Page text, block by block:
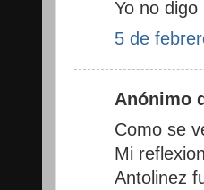
Yo no
5 de
Anónimo
Como se
Mi
Antolinez